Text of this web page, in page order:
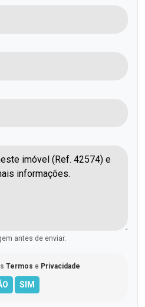
antes de enviar.
Termos e Privacidade